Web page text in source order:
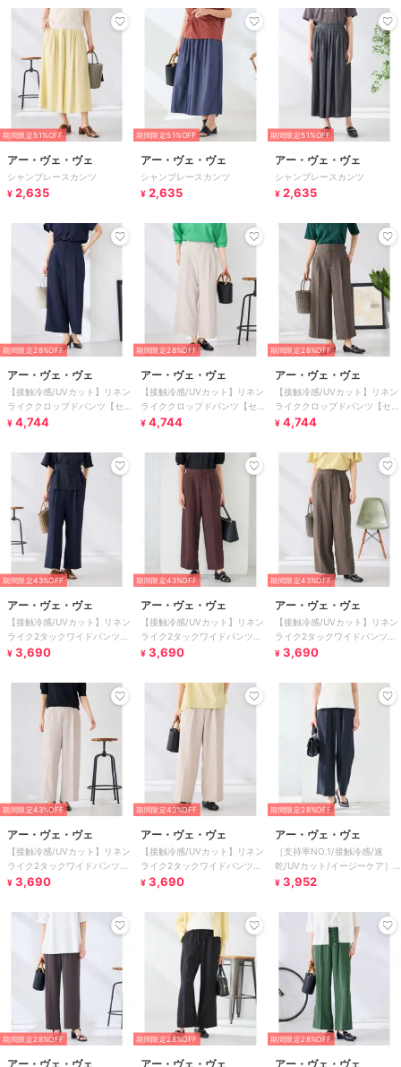
期間限定51%OFF
アー・ヴェ・ヴェ
シャンブレースカンツ
¥ 2,635
期間限定51%OFF
アー・ヴェ・ヴェ
シャンブレースカンツ
¥ 2,635
期間限定51%OFF
アー・ヴェ・ヴェ
シャンブレースカンツ
¥ 2,635
期間限定28%OFF
アー・ヴェ・ヴェ
【接触冷感/UVカット】リネン
ライククロップドパンツ【セッ
トアップ対応/アンチピリン
¥ 4,744
期間限定28%OFF
アー・ヴェ・ヴェ
【接触冷感/UVカット】リネン
ライククロップドパンツ【セッ
トアップ対応/アンチピリン
¥ 4,744
期間限定28%OFF
アー・ヴェ・ヴェ
【接触冷感/UVカット】リネン
ライククロップドパンツ【セッ
トアップ対応/アンチピリン
¥ 4,744
期間限定43%OFF
アー・ヴェ・ヴェ
【接触冷感/UVカット】リネン
ライク2タックワイドパンツ
【セットアップ対応/アンチピ
¥ 3,690
期間限定43%OFF
アー・ヴェ・ヴェ
【接触冷感/UVカット】リネン
ライク2タックワイドパンツ
【セットアップ対応/アンチピ
¥ 3,690
期間限定43%OFF
アー・ヴェ・ヴェ
【接触冷感/UVカット】リネン
ライク2タックワイドパンツ
【セットアップ対応/アンチピ
¥ 3,690
期間限定43%OFF
アー・ヴェ・ヴェ
【接触冷感/UVカット】リネン
ライク2タックワイドパンツ
【セットアップ対応/アンチピ
¥ 3,690
期間限定43%OFF
アー・ヴェ・ヴェ
【接触冷感/UVカット】リネン
ライク2タックワイドパンツ
【セットアップ対応/アンチピ
¥ 3,690
期間限定28%OFF
アー・ヴェ・ヴェ
［支持率NO.1/接触冷感/速
乾/UVカット/イージーケア］
イージーワイドパンツ
¥ 3,952
期間限定28%OFF
アー・ヴェ・ヴェ
期間限定28%OFF
アー・ヴェ・ヴェ
期間限定28%OFF
アー・ヴェ・ヴェ